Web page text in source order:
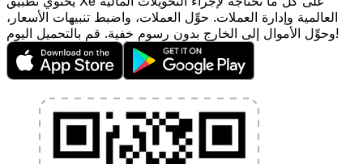
العالمية وإدارة العملات. حوِّل العملات، واضبط تنبيهات الأسعار،
وحوِّل الأموال إلى الخارج بدون رسوم خفية. قم بالتحميل اليوم!